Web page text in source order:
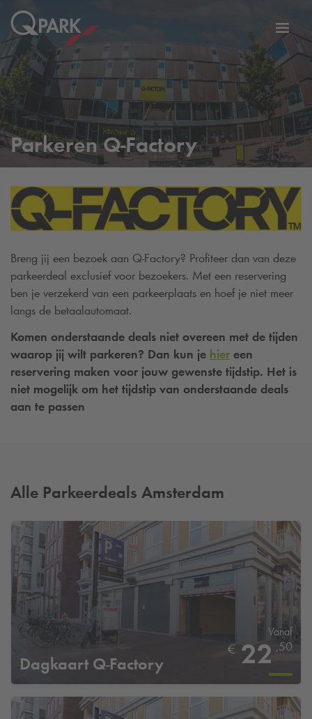
Parkeren Q-Factory
Breng jij een bezoek aan Q-Factory? Profiteer dan van deze
parkeerdeal exclusief voor bezoekers. Met een reservering
ben je verzekerd van een parkeerplaats en hoef je niet meer
langs de betaalautomaat.
Komen onderstaande deals niet overeen met de tijden
waarop jij wilt parkeren? Dan kun je hier een
reservering maken voor jouw gewenste tijdstip. Het is
niet mogelijk om het tijdstip van onderstaande deals
aan te passen
Alle Parkeerdeals Amsterdam
Dagkaart Q-Factory
Vanaf
€ 22 ,50